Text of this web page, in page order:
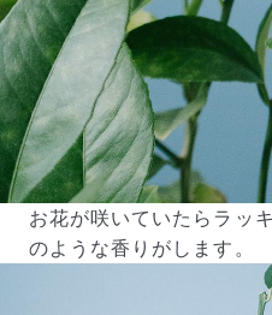
お花が咲いていたらラッ
のような香りがします。